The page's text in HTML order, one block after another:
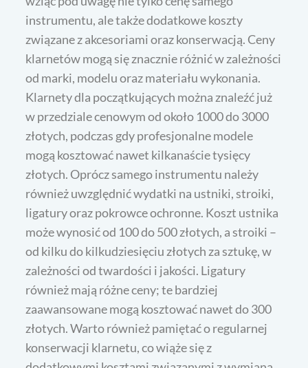
instrumentu, ale także dodatkowe koszty
związane z akcesoriami oraz konserwacją. Ceny
klarnetów mogą się znacznie różnić w zależności
od marki, modelu oraz materiału wykonania.
Klarnety dla początkujących można znaleźć już
w przedziale cenowym od około 1000 do 3000
złotych, podczas gdy profesjonalne modele
mogą kosztować nawet kilkanaście tysięcy
złotych. Oprócz samego instrumentu należy
również uwzględnić wydatki na ustniki, stroiki,
ligatury oraz pokrowce ochronne. Koszt ustnika
może wynosić od 100 do 500 złotych, a stroiki –
od kilku do kilkudziesięciu złotych za sztukę, w
zależności od twardości i jakości. Ligatury
również mają różne ceny; te bardziej
zaawansowane mogą kosztować nawet do 300
złotych. Warto również pamiętać o regularnej
konserwacji klarnetu, co wiąże się z